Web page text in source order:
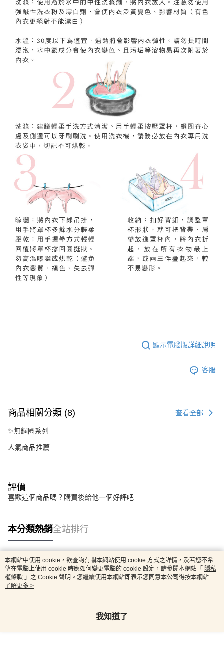
顯示電腦版詳細說明
客服
商品相關分類 (8) 查看全部
✨無鋼圈系列
人氣商品推薦
評價
喜歡這個商品嗎？購買後給他一個好評吧
本分類熱銷全站排行
熱門標籤
本網站中使用 cookie，欲查詢有關本網站使用 cookie 方式之詳情，及若您不希
望在電腦上使用 cookie 時應如何變更電腦的 cookie 設定，請參閱本網站「 隱私
權條款 」之 Cookie 聲明。您繼續使用本網站即表示您同意本公司得按本網站使
用條款之 Cookie 聲明使用 cookie。
了解更多 >
我知道了